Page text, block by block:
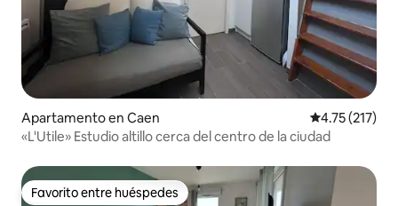
Apartamento en Caen Calificación
4.75 (217)
«L'Utile» Estudio altillo cerca del centro de la ciudad
Favorito entre huéspedes
Favorito entre huéspedes